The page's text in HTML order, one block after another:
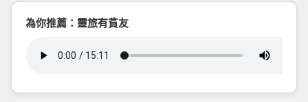
為你推薦：靈旅有貧友